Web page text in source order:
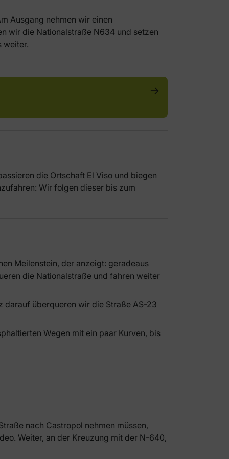
Ausgang nehmen wir einen
wir die Nationalstraße N634 und setzen
weiter.
die Ortschaft El Viso und biegen
Wir folgen dieser bis zum
Meilenstein, der anzeigt: geradeaus
die Nationalstraße und fahren weiter
darauf überqueren wir die Straße AS-23
Wegen mit ein paar Kurven, bis
nach Castropol nehmen müssen,
Weiter, an der Kreuzung mit der N-640,